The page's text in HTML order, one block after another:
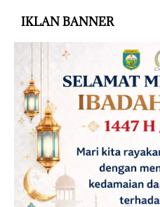
IKLAN BANNER